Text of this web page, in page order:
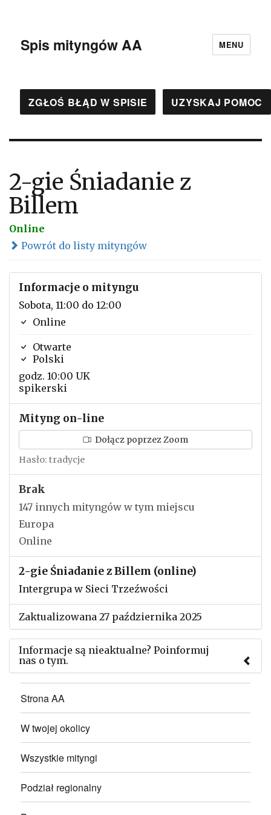
Spis mityngów AA MENU
ZGŁOŚ BŁĄD W SPISIE UZYSKAJ POMOC
2-gie Śniadanie z
Billem
Online
Powrót do listy mityngów
Informacje o mityngu
Sobota, 11:00 do 12:00
Online
Otwarte
Polski
godz. 10:00 UK
spikerski
Mityng on-line
Dołącz poprzez Zoom
Hasło: tradycje
Brak
147 innych mityngów w tym miejscu
Europa
Online
2-gie Śniadanie z Billem (online)
Intergrupa w Sieci Trzeźwości
Zaktualizowana 27 października 2025
Informacje są nieaktualne? Poinformuj
nas o tym.
Użyj tego formularza aby przesłać informację o
zmianach w powyższym mityngu.
Strona AA
W twojej okolicy
Wszystkie mityngi
Podział regionalny